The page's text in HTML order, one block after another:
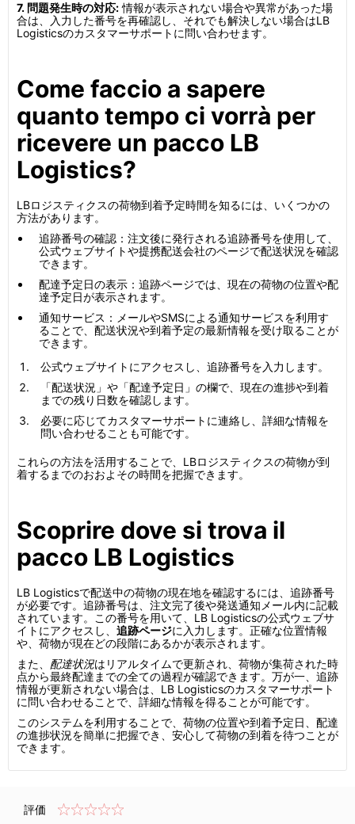
7. 問題発生時の対応:情報が表示されない場合や異常があった場
合は、入力した番号を再確認し、それでも解決しない場合はLB
Logisticsのカスタマーサポートに問い合わせます。
Come faccio a sapere
quanto tempo ci vorrà per
ricevere un pacco LB
Logistics?
LBロジスティクスの荷物到着予定時間を知るには、いくつかの
方法があります。
追跡番号の確認：注文後に発行される追跡番号を使用して、
公式ウェブサイトや提携配送会社のページで配送状況を確認
できます。
配達予定日の表示：追跡ページでは、現在の荷物の位置や配
達予定日が表示されます。
通知サービス：メールやSMSによる通知サービスを利用す
ることで、配送状況や到着予定の最新情報を受け取ることが
できます。
公式ウェブサイトにアクセスし、追跡番号を入力します。
「配送状況」や「配達予定日」の欄で、現在の進捗や到着
までの残り日数を確認します。
必要に応じてカスタマーサポートに連絡し、詳細な情報を
問い合わせることも可能です。
これらの方法を活用することで、LBロジスティクスの荷物が到
着するまでのおおよその時間を把握できます。
Scoprire dove si trova il
pacco LB Logistics
LB Logisticsで配送中の荷物の現在地を確認するには、追跡番号
が必要です。追跡番号は、注文完了後や発送通知メール内に記載
されています。この番号を用いて、LB Logisticsの公式ウェブサ
イトにアクセスし、 追跡ページに入力します。正確な位置情報
や、荷物が現在どの段階にあるかが表示されます。
また、 配達状況はリアルタイムで更新され、荷物が集荷された時
点から最終配達までの全ての過程が確認できます。万が一、追跡
情報が更新されない場合は、LB Logisticsのカスタマーサポート
に問い合わせることで、詳細な情報を得ることが可能です。
このシステムを利用することで、荷物の位置や到着予定日、配達
の進捗状況を簡単に把握でき、安心して荷物の到着を待つことが
できます。
評価